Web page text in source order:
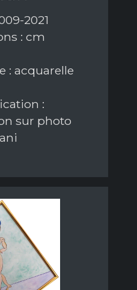
2021
: cm
: acquarelle
:
sur photo